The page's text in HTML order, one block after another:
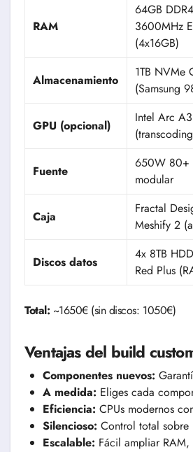
RAM
64GB DDR4
3600MHz
(4x16GB)
Almacenamiento
1TB NVMe
(Samsung
GPU (opcional)
Intel Arc
Fuente
650W 80+
modular
Caja
Fractal
Meshify 2
Discos datos
4x 8TB
Red Plus
Total: ~1650€ (sin discos: 1050€)
Ventajas del build
Componentes nuevos:
A medida: Eliges cada
Eficiencia: CPUs modernos
Silencioso: Control total
Escalable: Fácil ampliar RAM,